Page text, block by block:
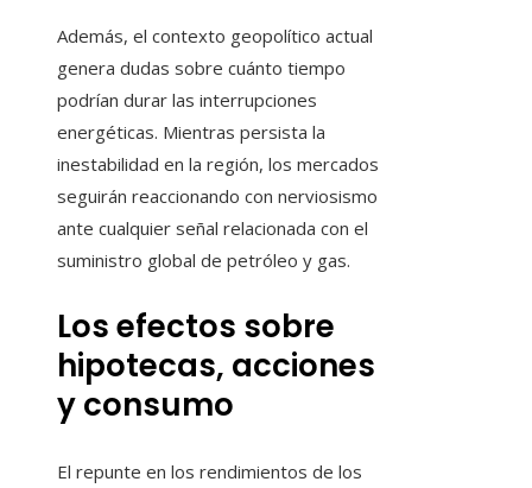
Además, el contexto geopolítico actual
genera dudas sobre cuánto tiempo
podrían durar las interrupciones
energéticas. Mientras persista la
inestabilidad en la región, los mercados
seguirán reaccionando con nerviosismo
ante cualquier señal relacionada con el
suministro global de petróleo y gas.
Los efectos sobre
hipotecas, acciones
y consumo
El repunte en los rendimientos de los